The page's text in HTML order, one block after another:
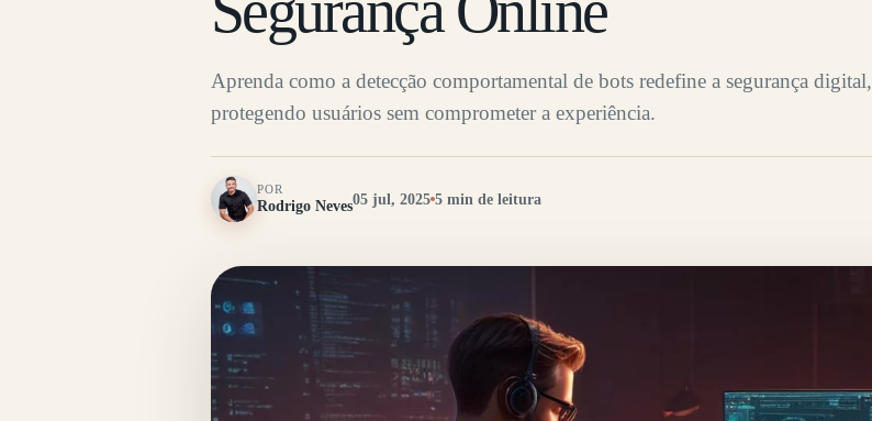
Aprenda como a detecção comportamental de bots redefine a segurança digital,
protegendo usuários sem comprometer a experiência.
POR
Rodrigo Neves05 jul, 2025 5 min de leitura